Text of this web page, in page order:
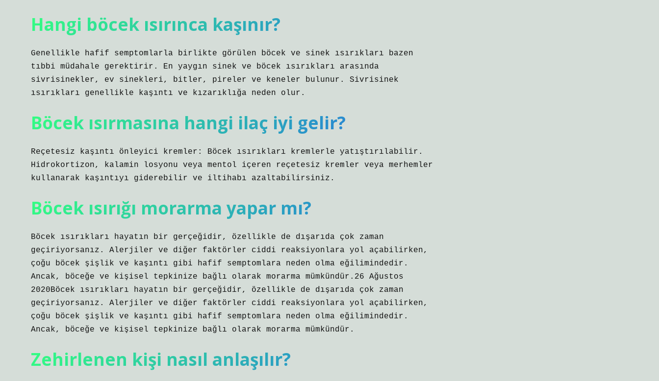
Hangi böcek ısırınca kaşınır?
Genellikle hafif semptomlarla birlikte görülen böcek ve sinek ısırıkları bazen
tıbbi müdahale gerektirir. En yaygın sinek ve böcek ısırıkları arasında
sivrisinekler, ev sinekleri, bitler, pireler ve keneler bulunur. Sivrisinek
ısırıkları genellikle kaşıntı ve kızarıklığa neden olur.
Böcek ısırmasına hangi ilaç iyi gelir?
Reçetesiz kaşıntı önleyici kremler: Böcek ısırıkları kremlerle yatıştırılabilir.
Hidrokortizon, kalamin losyonu veya mentol içeren reçetesiz kremler veya merhemler
kullanarak kaşıntıyı giderebilir ve iltihabı azaltabilirsiniz.
Böcek ısırığı morarma yapar mı?
Böcek ısırıkları hayatın bir gerçeğidir, özellikle de dışarıda çok zaman
geçiriyorsanız. Alerjiler ve diğer faktörler ciddi reaksiyonlara yol açabilirken,
çoğu böcek şişlik ve kaşıntı gibi hafif semptomlara neden olma eğilimindedir.
Ancak, böceğe ve kişisel tepkinize bağlı olarak morarma mümkündür.26 Ağustos
2020Böcek ısırıkları hayatın bir gerçeğidir, özellikle de dışarıda çok zaman
geçiriyorsanız. Alerjiler ve diğer faktörler ciddi reaksiyonlara yol açabilirken,
çoğu böcek şişlik ve kaşıntı gibi hafif semptomlara neden olma eğilimindedir.
Ancak, böceğe ve kişisel tepkinize bağlı olarak morarma mümkündür.
Zehirlenen kişi nasıl anlaşılır?